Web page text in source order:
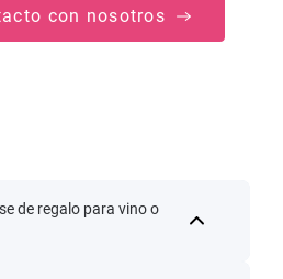
con nosotros
de regalo para vino o